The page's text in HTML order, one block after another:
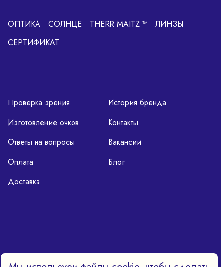
ОПТИКА СОЛНЦЕ THERR MAITZ ™
ЛИНЗЫ
СЕРТИФИКАТ
Проверка зрения
Изготовление очков
Ответы на вопросы
Оплата
Доставка
История бренда
Контакты
Вакансии
Блог
Политика конфиденциальности